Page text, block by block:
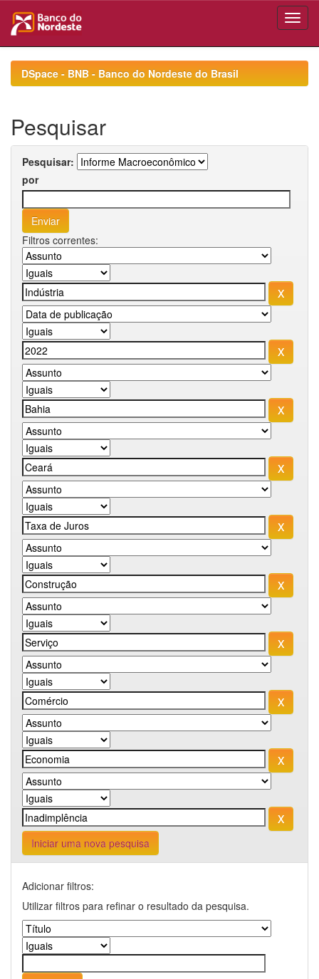
navigationDSpace - BNB - Banco do Nordeste do Brasil
Pesquisar
Pesquisar:
por
Filtros correntes:
Iniciar uma nova pesquisa
Adicionar filtros:
Utilizar filtros para refinar o resultado da pesquisa.